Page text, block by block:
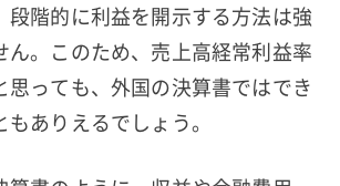
段階的に利益を開示する方法は強
ん。このため、売上高経常利益率
思っても、外国の決算書ではでき
ありえるでしょう。